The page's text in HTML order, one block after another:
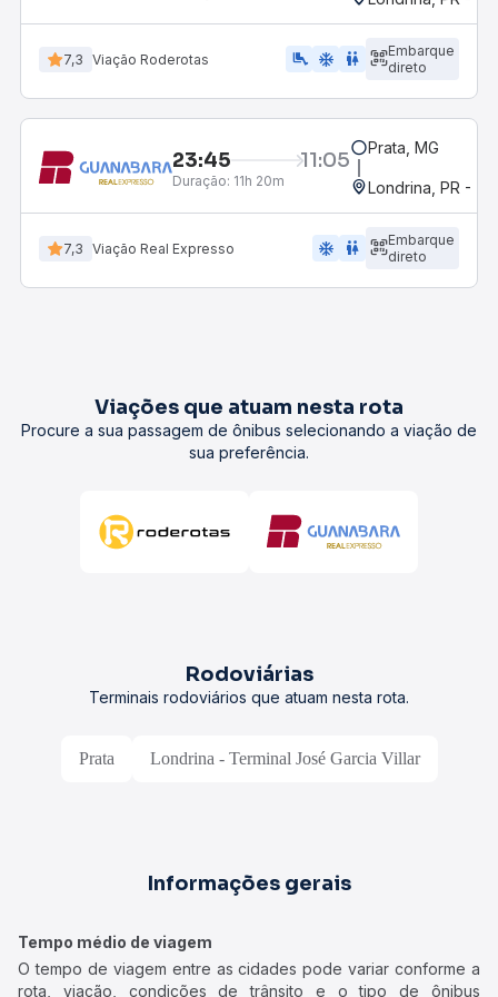
7,3 Viação Roderotas airline_seat_legroom_extra ac_unit wc
Embarque
direto
23:45 11:05
Duração: 11h 20m
Prata, MG
Londrina, PR -
7,3 Viação Real Expresso ac_unit wc
Embarque
direto
Viações que atuam nesta rota
Procure a sua passagem de ônibus selecionando a viação de
sua preferência.
Rodoviárias
Terminais rodoviários que atuam nesta rota.
Prata Londrina - Terminal José Garcia Villar
Informações gerais
Tempo médio de viagem
O tempo de viagem entre as cidades pode variar conforme a
rota, viação, condições de trânsito e o tipo de ônibus